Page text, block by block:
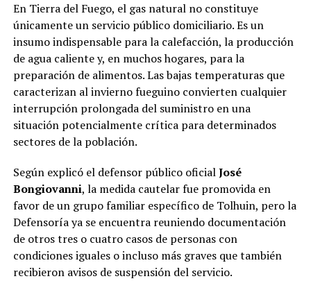
En Tierra del Fuego, el gas natural no constituye
únicamente un servicio público domiciliario. Es un
insumo indispensable para la calefacción, la producción
de agua caliente y, en muchos hogares, para la
preparación de alimentos. Las bajas temperaturas que
caracterizan al invierno fueguino convierten cualquier
interrupción prolongada del suministro en una
situación potencialmente crítica para determinados
sectores de la población.
Según explicó el defensor público oficialJosé
Bongiovanni, la medida cautelar fue promovida en
favor de un grupo familiar específico de Tolhuin, pero la
Defensoría ya se encuentra reuniendo documentación
de otros tres o cuatro casos de personas con
condiciones iguales o incluso más graves que también
recibieron avisos de suspensión del servicio.